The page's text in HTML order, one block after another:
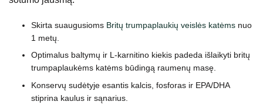
Skirta suaugusioms Britų trumpaplaukių veislės katėmsnuo
1 metų.
Optimalus baltymų ir L-karnitino kiekis padeda išlaikyti britų
trumpaplaukėms katėms būdingą raumenų masę.
Konservų sudėtyje esantis kalcis, fosforas ir EPA/DHA
stiprina kaulus ir sąnarius.